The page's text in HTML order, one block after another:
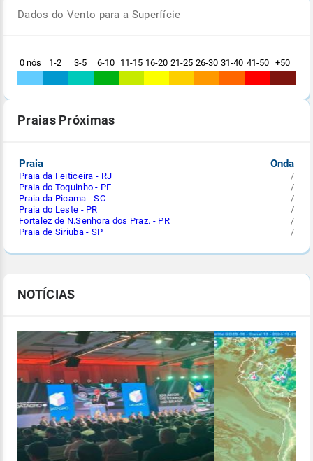
Dados do Vento para a Superfície
0 nós 1-2 3-5 6-10 11-15 16-20 21-25 26-30 31-40 41-50 +50
Praias Próximas
Praia Onda
Praia da Feiticeira - RJ
/
Praia do Toquinho - PE
/
Praia da Picama - SC
/
Praia do Leste - PR
/
Fortalez de N.Senhora dos Praz. - PR
/
Praia de Siriuba - SP
/
NOTÍCIAS